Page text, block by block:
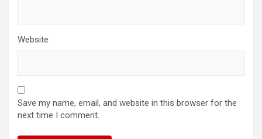
Website
Save my name, email, and website in this browser for the
next time I comment.